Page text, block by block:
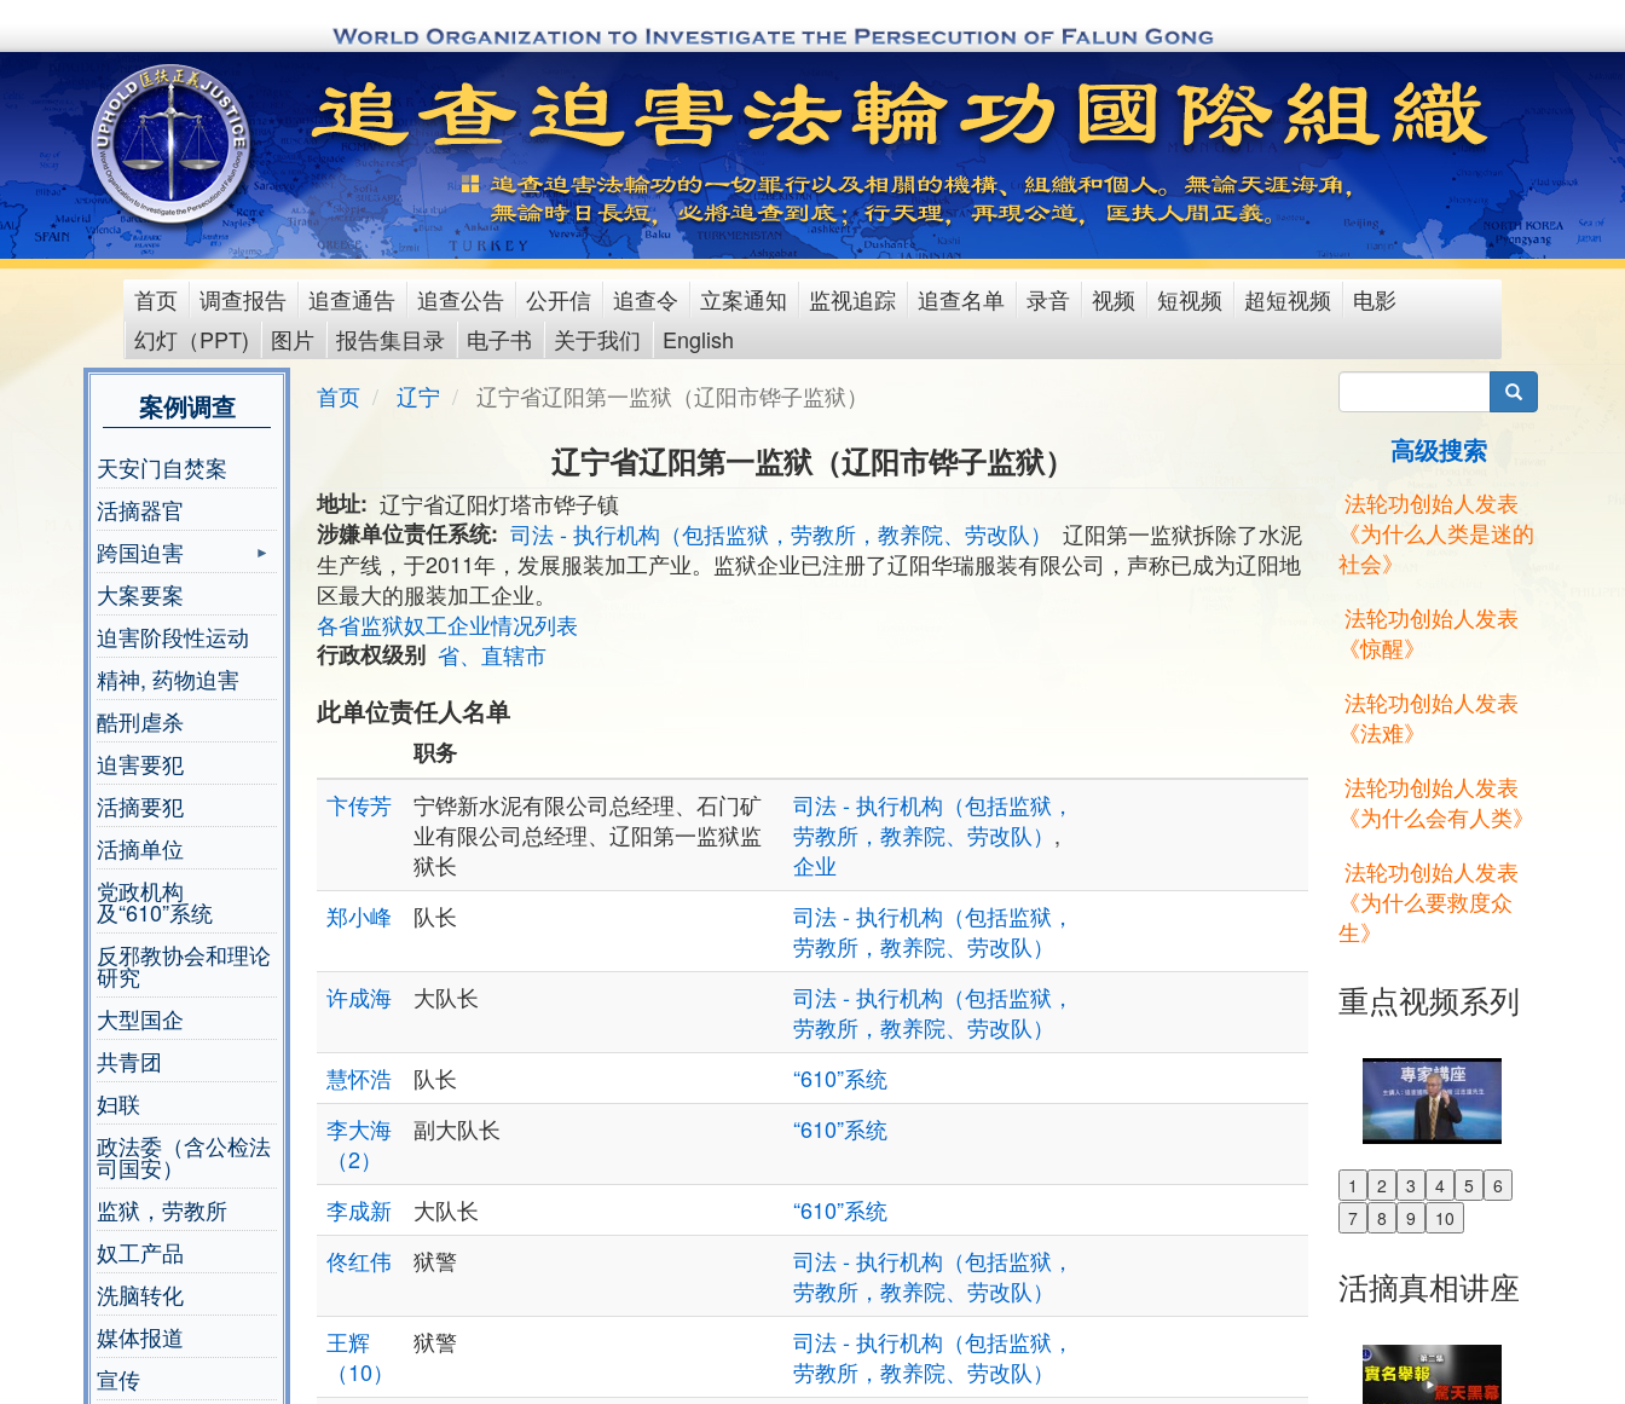
to
content
main
menu
首页 调查报告 追查通告 追查公告 公开信 追查令 立案通知 监视追踪 追查名单 录音 视频 短视频 超短视频
电影
幻灯（PPT)
图片 报告集目录 电子书 关于我们 English
案例调查
天安门自焚案
活摘器官
跨国迫害
大案要案
迫害阶段性运动
精神, 药物迫害
酷刑虐杀
迫害要犯
活摘要犯
活摘单位
党政机构
及“610”系统
反邪教协会和理论
研究
大型国企
共青团
妇联
政法委（含公检法
司国安）
监狱，劳教所
奴工产品
洗脑转化
媒体报道
宣传
首页 辽宁 辽宁省辽阳第一监狱（辽阳市铧子监狱）
辽宁省辽阳第一监狱（辽阳市铧子监狱）
地址
辽宁省辽阳灯塔市铧子镇
涉嫌单位责任系统
司法 - 执行机构（包括监狱，劳教所，教养院、劳改队）
辽阳第一监狱拆除了水泥
生产线，于2011年，发展服装加工产业。监狱企业已注册了辽阳华瑞服装有限公司，声称已成为辽阳地
区最大的服装加工企业。
各省监狱奴工企业情况列表
行政权级别 省、直辖市
此单位责任人名单
职务
卞传芳
宁铧新水泥有限公司总经理、石门矿
业有限公司总经理、辽阳第一监狱监
狱长
司法 - 执行机构（包括监狱，
劳教所，教养院、劳改队） ,
企业
郑小峰
队长
司法 - 执行机构（包括监狱，
劳教所，教养院、劳改队）
许成海
大队长
司法 - 执行机构（包括监狱，
劳教所，教养院、劳改队）
慧怀浩
队长
“610”系统
李大海
（2）
副大队长 “610”系统
李成新 大队长
“610”系统
佟红伟
狱警
司法 - 执行机构（包括监狱，
劳教所，教养院、劳改队）
王辉
（10）
狱警
司法 - 执行机构（包括监狱，
劳教所，教养院、劳改队）
搜索
高级搜索
法轮功创始人发表
《为什么人类是迷的
社会》
法轮功创始人发表
《惊醒》
法轮功创始人发表
《法难》
法轮功创始人发表
《为什么会有人类》
法轮功创始人发表
《为什么要救度众
生》
重点视频系列
1 2 3 4 5
6
7
8 9 10
Previous
Next
活摘真相讲座